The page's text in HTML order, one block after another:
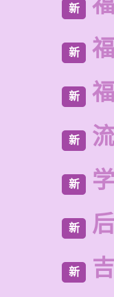
新
新
新
新
新
新
新